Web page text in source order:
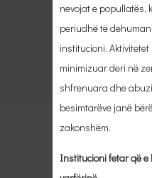
nevojat e popullatës,
periudhë të
institucioni.
minimizuar deri në
shfrenuara dhe
besimtarëve janë
zakonshëm.
Institucioni fetar që e